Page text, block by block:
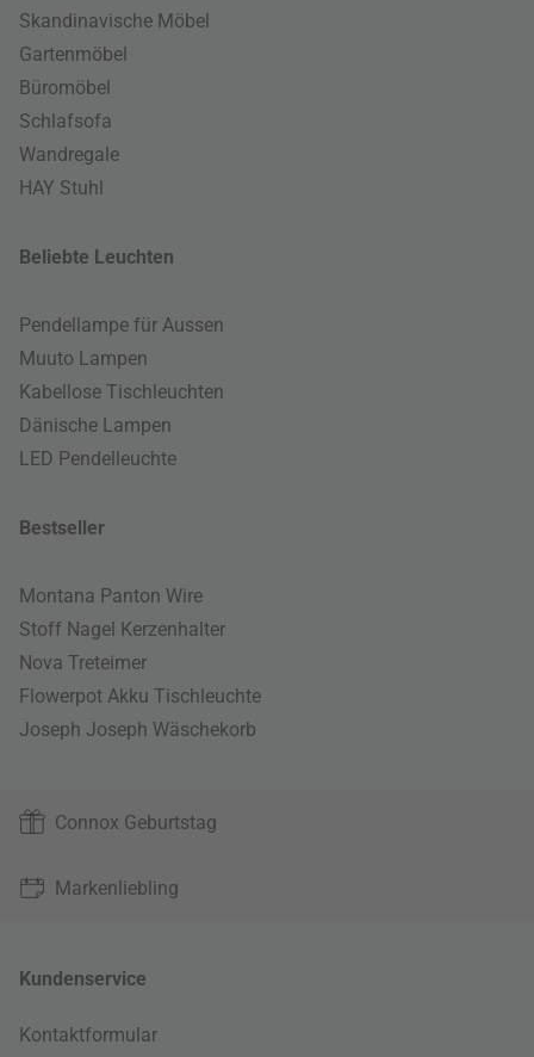
Skandinavische Möbel
Gartenmöbel
Büromöbel
Schlafsofa
Wandregale
HAY Stuhl
Beliebte Leuchten
Pendellampe für Aussen
Muuto Lampen
Kabellose Tischleuchten
Dänische Lampen
LED Pendelleuchte
Bestseller
Montana Panton Wire
Stoff Nagel Kerzenhalter
Nova Treteimer
Flowerpot Akku Tischleuchte
Joseph Joseph Wäschekorb
Connox Geburtstag
Markenliebling
Kundenservice
Kontaktformular